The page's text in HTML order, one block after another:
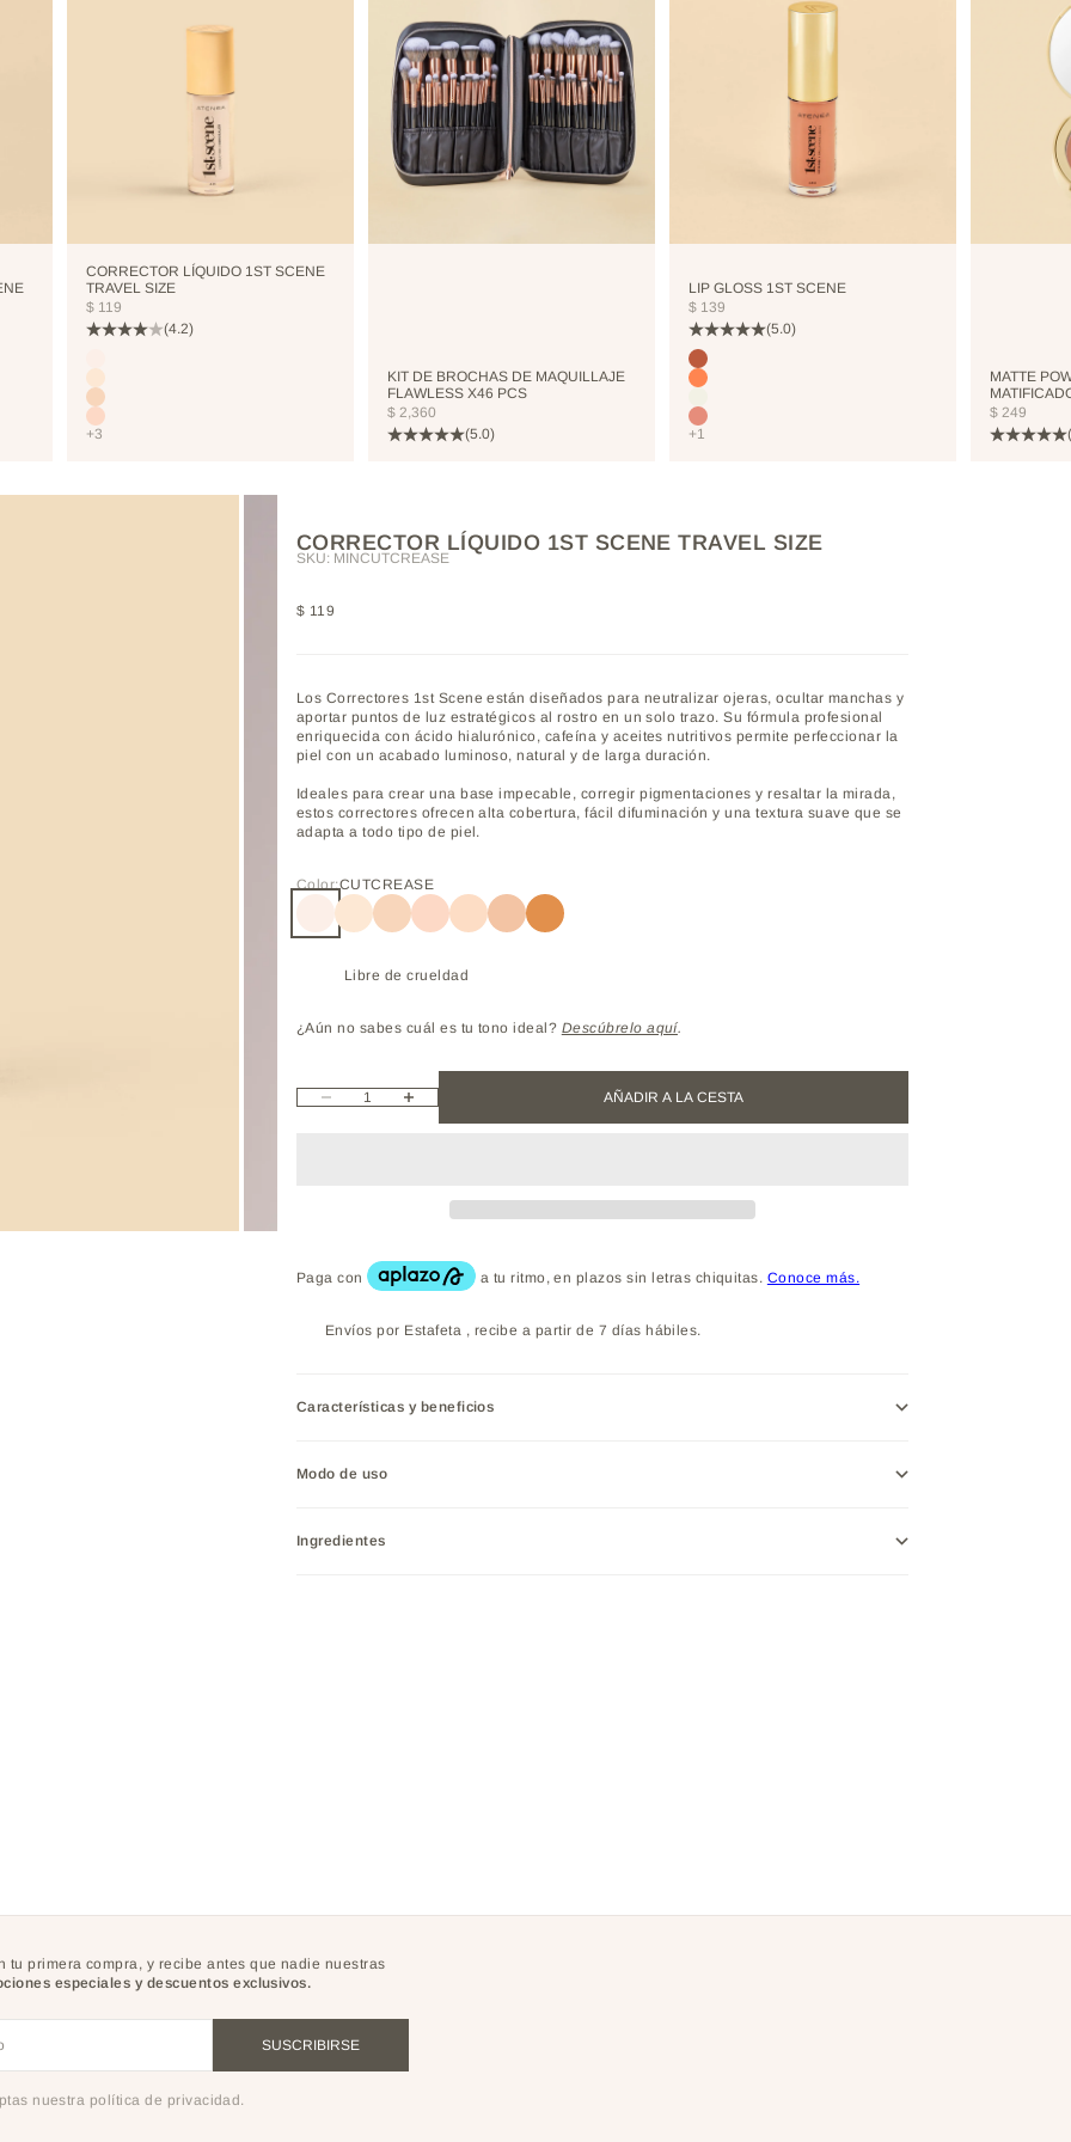
CORRECTOR LÍQUIDO 1ST SCENE
TRAVEL SIZE
PRECIO DE OFERTA
$ 119
(4.2)
CUTCREASE
NEUTRALIZER
VANILLA
NUDE
+3
KIT DE BROCHAS DE MAQUILLAJE
FLAWLESS X46 PCS
PRECIO DE OFERTA
$ 2,360
(5.0)
LIP GLOSS 1ST SCENE
PRECIO DE OFERTA
$ 139
(5.0)
Color
COCO
CORALHAZE
COOLICE
BRIGHTPINK
+1
MATTE
PRECIO DE
$ 249
CORRECTOR LÍQUIDO 1ST SCENE TRAVEL SIZE
SKU: MINCUTCREASE
Precio de oferta
$ 119
Los Correctores 1st Scene están diseñados para neutralizar ojeras, ocultar manchas y
aportar puntos de luz estratégicos al rostro en un solo trazo. Su fórmula profesional
enriquecida con ácido hialurónico, cafeína y aceites nutritivos permite perfeccionar la
piel con un acabado luminoso, natural y de larga duración.
Ideales para crear una base impecable, corregir pigmentaciones y resaltar la mirada,
estos correctores ofrecen alta cobertura, fácil difuminación y una textura suave que se
adapta a todo tipo de piel.
Color:CUTCREASE
CUTCREASE
NEUTRALIZER
VANILLANUDE BEIGE CINNAMON
MAPLE
Libre de crueldad
¿Aún no sabes cuál es tu tono ideal? Descúbrelo aquí.
Reducir cantidadAumentar cantidad AÑADIR A LA CESTA
Envíos por Estafeta , recibe a partir de 7 días hábiles.
Características y beneficios
Modo de uso
Ingredientes
tu primera compra, y recibe antes que nadie nuestras
especiales y descuentos exclusivos.
SUSCRIBIRSE
nuestra política de privacidad.